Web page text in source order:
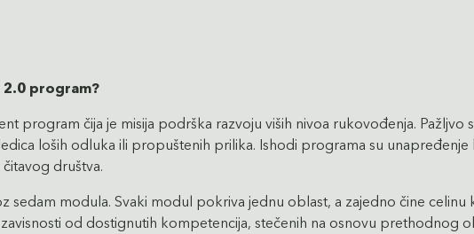
2.0 program?
program čija je misija podrška razvoju viših nivoa rukovođenja.
loših odluka ili propuštenih prilika. Ishodi programa su
društva.
sedam modula. Svaki modul pokriva jednu oblast, a zajedno čine
od dostignutih kompetencija, stečenih na osnovu prethodnog